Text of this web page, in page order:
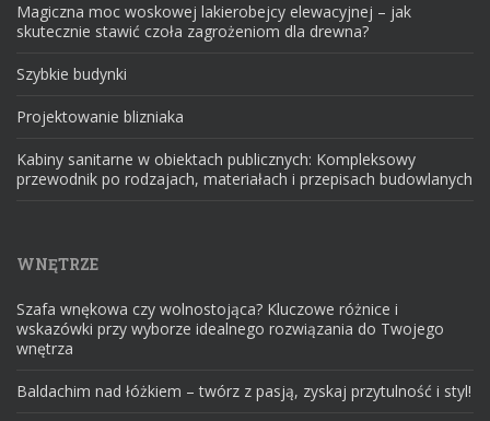
Magiczna moc woskowej lakierobejcy elewacyjnej – jak
skutecznie stawić czoła zagrożeniom dla drewna?
Szybkie budynki
Projektowanie blizniaka
Kabiny sanitarne w obiektach publicznych: Kompleksowy
przewodnik po rodzajach, materiałach i przepisach budowlanych
WNĘTRZE
Szafa wnękowa czy wolnostojąca? Kluczowe różnice i
wskazówki przy wyborze idealnego rozwiązania do Twojego
wnętrza
Baldachim nad łóżkiem – twórz z pasją, zyskaj przytulność i styl!